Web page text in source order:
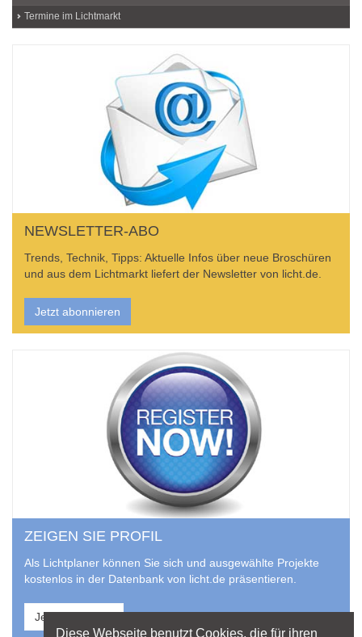
Termine im Lichtmarkt
NEWSLETTER-ABO
Trends, Technik, Tipps: Aktuelle Infos über neue Broschüren
und aus dem Lichtmarkt liefert der Newsletter von licht.de.
Jetzt abonnieren
ZEIGEN SIE PROFIL
Als Lichtplaner können Sie sich und ausgewählte Projekte
kostenlos in der Datenbank von licht.de präsentieren.
Jetzt anmelden
Diese Webseite benutzt Cookies, die für ihren